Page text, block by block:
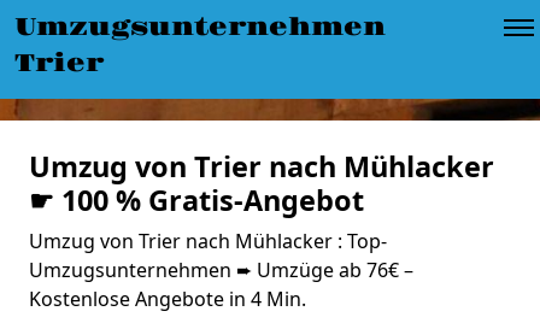
Umzugsunternehmen
Trier
Umzug von Trier nach Mühlacker
☛ 100 % Gratis-Angebot
Umzug von Trier nach Mühlacker : Top-
Umzugsunternehmen ➨ Umzüge ab 76€ –
Kostenlose Angebote in 4 Min.